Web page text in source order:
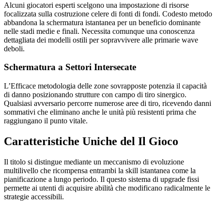
Alcuni giocatori esperti scelgono una impostazione di risorse
focalizzata sulla costruzione celere di fonti di fondi. Codesto metodo
abbandona la schermatura istantanea per un beneficio dominante
nelle stadi medie e finali. Necessita comunque una conoscenza
dettagliata dei modelli ostili per sopravvivere alle primarie wave
deboli.
Schermatura a Settori Intersecate
L’Efficace metodologia delle zone sovrapposte potenzia il capacità
di danno posizionando strutture con campo di tiro sinergico.
Qualsiasi avversario percorre numerose aree di tiro, ricevendo danni
sommativi che eliminano anche le unità più resistenti prima che
raggiungano il punto vitale.
Caratteristiche Uniche del Il Gioco
Il titolo si distingue mediante un meccanismo di evoluzione
multilivello che ricompensa entrambi la skill istantanea come la
pianificazione a lungo periodo. Il questo sistema di upgrade fissi
permette ai utenti di acquisire abilità che modificano radicalmente le
strategie accessibili.